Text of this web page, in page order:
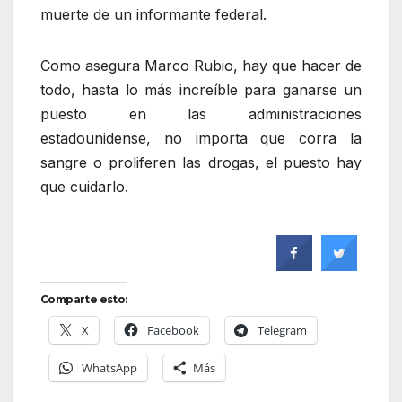
muerte de un informante federal.
Como asegura Marco Rubio, hay que hacer de
todo, hasta lo más increíble para ganarse un
puesto en las administraciones
estadounidense, no importa que corra la
sangre o proliferen las drogas, el puesto hay
que cuidarlo.
Comparte esto:
X Facebook Telegram
WhatsApp Más